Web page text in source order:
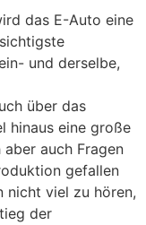
das E-Auto eine
und derselbe,
über das
hinaus eine große
auch Fragen
gefallen
nicht viel zu hören,
der